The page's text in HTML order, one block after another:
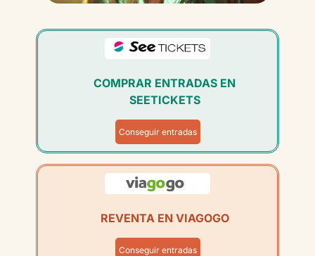
COMPRAR ENTRADAS EN
SEETICKETS
Conseguir entradas
REVENTA EN VIAGOGO
Conseguir entradas